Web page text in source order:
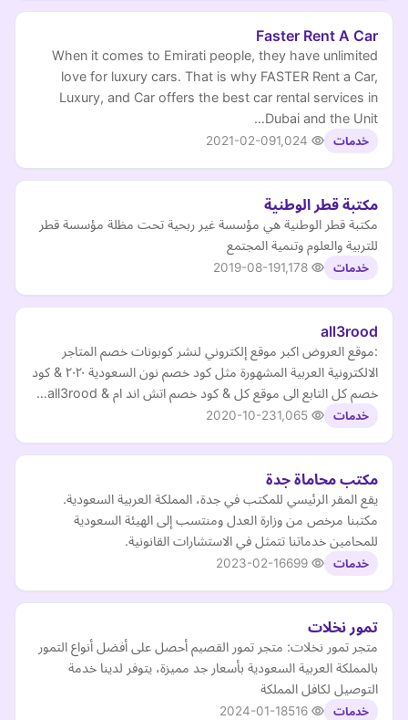
Faster Rent A Car
When it comes to Emirati people, they have unlimited
love for luxury cars. That is why FASTER Rent a Car,
Luxury, and Car offers the best car rental services in
Dubai and the Unit…
خدمات 2021-02-09
مكتبة قطر الوطنية
مكتبة قطر الوطنية هي مؤسسة غير ربحية تحت مظلة مؤسسة قطر
للتربية والعلوم وتنمية المجتمع
خدمات 2019-08-19
all3rood
:موقع العروض اكبر موقع إلكتروني لنشر كوبونات خصم المتاجر
الالكترونية العربية المشهورة مثل كود خصم نون السعودية ٢٠٢٠ & كود
خصم كل التابع الى موقع كل & كود خصم اتش اند ام & all3rood…
خدمات 2020-10-23
مكتب محاماة جدة
يقع المقر الرئيسي للمكتب في جدة، المملكة العربية السعودية.
مكتبنا مرخص من وزارة العدل ومنتسب إلى الهيئة السعودية
للمحامين خدماتنا تتمثل في الاستشارات القانونية.
خدمات 2023-02-16
تمور نخلات
متجر تمور نخلات: متجر تمور القصيم أحصل على أفضل أنواع التمور
بالمملكة العربية السعودية بأسعار جد مميزة، يتوفر لدينا خدمة
التوصيل لكافل المملكة
خدمات 2024-01-18